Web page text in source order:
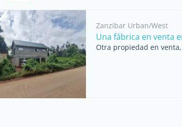
Zanzibar Urban/West
Una fábrica en venta
Otra propiedad en